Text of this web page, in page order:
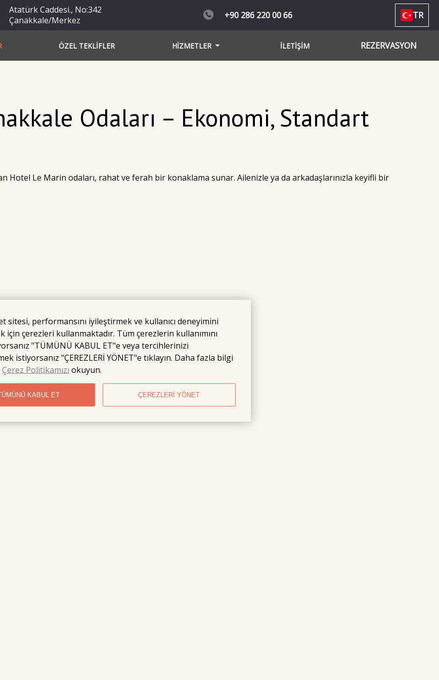
sitesi, performansını iyileştirmek ve kullanıcı deneyimini
için çerezleri kullanmaktadır. Tüm çerezlerin kullanımını
"TÜMÜNÜ KABUL ET"e veya tercihlerinizi
istiyorsanız "ÇEREZLERİ YÖNET"e tıklayın. Daha fazla bilgi
Çerez Politikamızı okuyun.
KABUL ET ÇEREZLERİ YÖNET
Atatürk Caddesi., No:342
Çanakkale/Merkez
+90 286 220 00 66 TR
ÖZEL TEKLİFLER HİZMETLER İLETİŞİM REZERVASYON
Odaları – Ekonomi, Standart
Hotel Le Marin odaları, rahat ve ferah bir konaklama sunar. Ailenizle ya da arkadaşlarınızla keyifli bir